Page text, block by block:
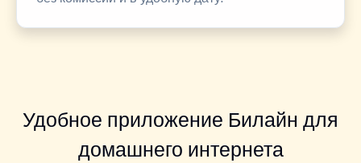
Удобное приложение Билайн для
домашнего интернета